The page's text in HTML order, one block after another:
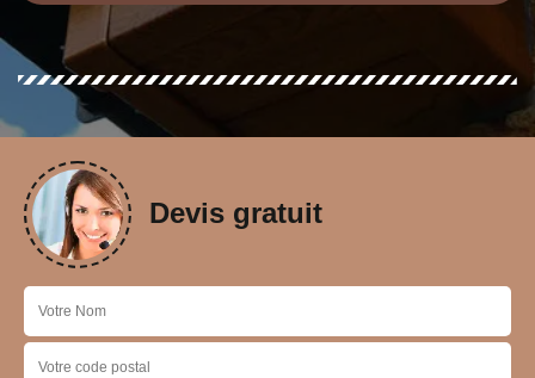
Devis gratuit